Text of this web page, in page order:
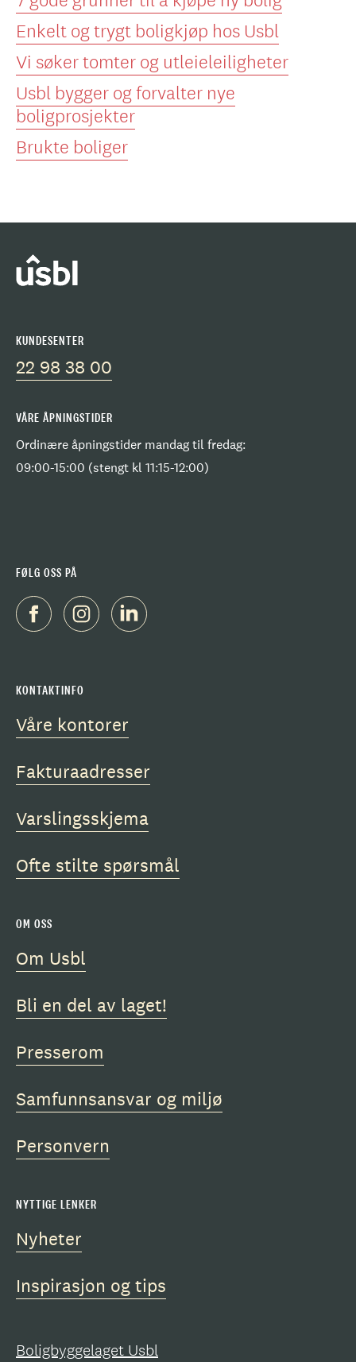
Enkelt og trygt boligkjøp hos Usbl
Vi søker tomter og utleieleiligheter
Usbl bygger og forvalter nye
boligprosjekter
Brukte boliger
KUNDESENTER
22 98 38 00
VÅRE ÅPNINGSTIDER
Ordinære åpningstider mandag til fredag:
09:00-15:00 (stengt kl 11:15-12:00)
FØLG OSS PÅ
KONTAKTINFO
Våre kontorer
Fakturaadresser
Varslingsskjema
Ofte stilte spørsmål
OM OSS
Om Usbl
Bli en del av laget!
Presserom
Samfunnsansvar og miljø
Personvern
NYTTIGE LENKER
Nyheter
Inspirasjon og tips
Boligbyggelaget Usbl